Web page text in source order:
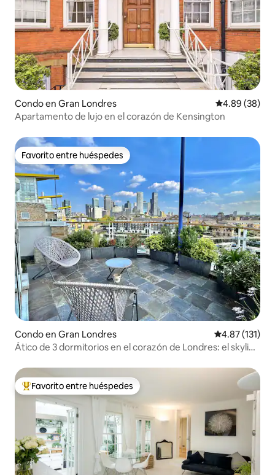
Condo en Gran Londres Calificación
4.89 (38)
Apartamento de lujo en el corazón de Kensington
Favorito entre huéspedes
Favorito entre huéspedes
Condo en Gran Londres Calificación
4.87 (131)
Ático de 3 dormitorios en el corazón de Londres: el skyline
Favorito entre huéspedes preferido
Favorito entre huéspedes